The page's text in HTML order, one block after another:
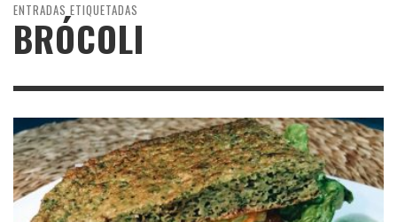
ENTRADAS ETIQUETADAS
BRÓCOLI